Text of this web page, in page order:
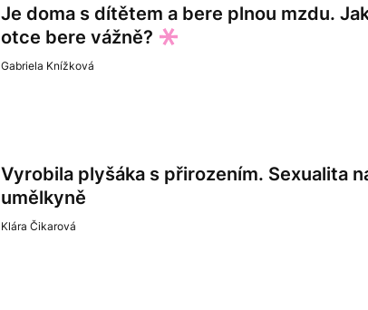
Je doma s dítětem a bere plnou mzdu.
otce bere vážně?
Gabriela Knížková
Vyrobila plyšáka s přirozením. Sexualita
umělkyně
Klára Čikarová